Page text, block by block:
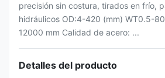
precisión sin costura, tirados en frío,
hidráulicos OD:4-420 (mm) WT0.5-
12000 mm Calidad de acero: ...
Detalles del producto